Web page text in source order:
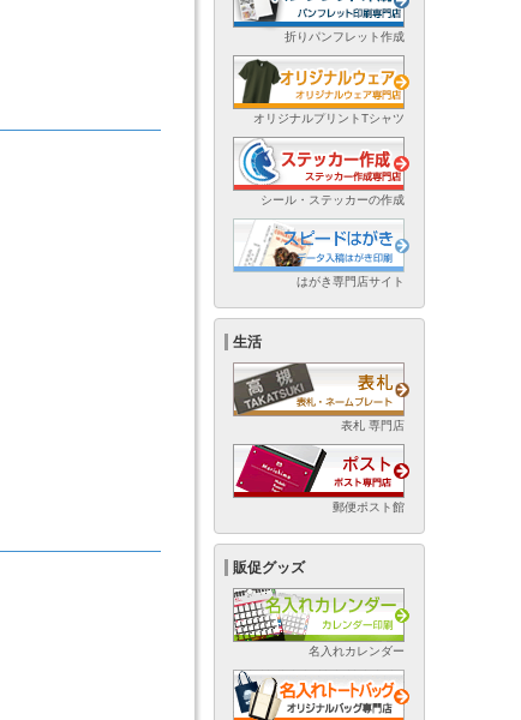
折りパンフレット作成
オリジナルプリントTシャツ
シール・ステッカーの作成
はがき専門店サイト
生活
表札 専門店
郵便ポスト館
販促グッズ
名入れカレンダー